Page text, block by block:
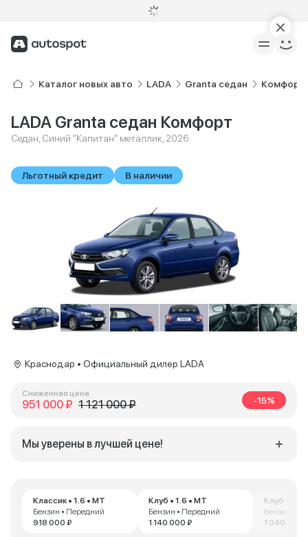
Каталог новых авто LADA Granta седан Комфорт
LADA Granta седан Комфорт
Седан, Синий "Капитан" металлик, 2026
Льготный кредит В наличии
Классик • 1.6 • MT
Бензин • Передний
918 000 ₽
Клуб • 1.6 • MT
Бензин • Передний
1 140 000 ₽
Клуб • 1.6
Бензин •
1 040 000
Краснодар • Официальный дилер LADA
Сниженная цена
951 000 ₽ 1 121 000 ₽ -15%
Мы уверены в лучшей цене!